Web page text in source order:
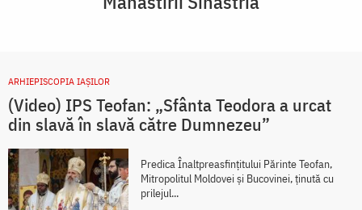
ARHIEPISCOPIA IAŞILOR
(Video) IPS Teofan: „Sfânta Teodora a urcat
din slavă în slavă către Dumnezeu”
Predica Înaltpreasfințitului Părinte Teofan,
Mitropolitul Moldovei și Bucovinei, ținută cu
prilejul...